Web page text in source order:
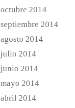
octubre 2014
septiembre 2014
agosto 2014
julio 2014
junio 2014
mayo 2014
abril 2014